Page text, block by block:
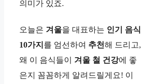
의미가 있죠.
오늘은 겨울을 대표하는 인기
음식
10가지 를 엄선하여 추천해 드리고,
왜 이 음식들이 겨울 철 건강에 좋
은지 꼼꼼하게 알려드릴게요! 이